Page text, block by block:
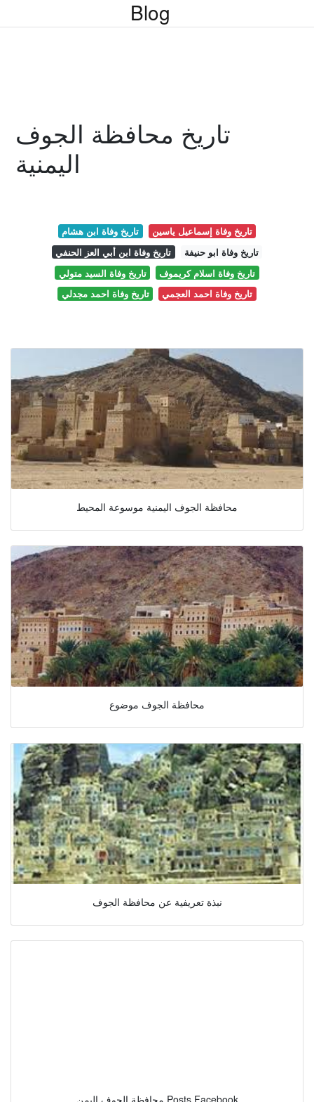
Blog
تاريخ محافظة الجوف
اليمنية
تاريخ وفاة ابن هشام
تاريخ وفاة إسماعيل ياسين
تاريخ وفاة ابن أبي العز الحنفي
تاريخ وفاة ابو حنيفة
تاريخ وفاة السيد متولي
تاريخ وفاة اسلام كريموف
تاريخ وفاة احمد مجدلي
تاريخ وفاة احمد العجمي
محافظة الجوف اليمنية موسوعة المحيط
محافظة الجوف موضوع
نبذة تعريفية عن محافظة الجوف
محافظة الجوف اليمن Posts Facebook